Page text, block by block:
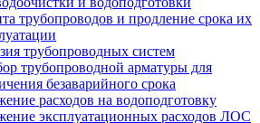
трубопроводов и продление срока их
трубопроводных систем
трубопроводной арматуры для
безаварийного срока
расходов на водоподготовку
эксплуатационных расходов ЛОС